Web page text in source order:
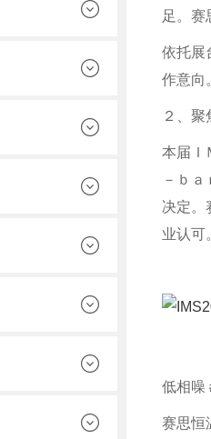
足。赛
依托展
作意向
２、
本届Ｉ
－ｂ
决定。
业认可
低相噪
赛思恒